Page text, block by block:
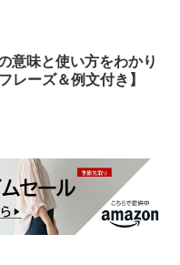
意味と使い方をわかり
レーズ＆例文付き】